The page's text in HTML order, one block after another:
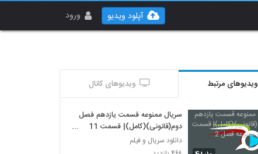
ورود آپلود ویدیو
ویدیوهای مرتبط ویدیوهای کانال
سریال ممنوعه قسمت یازدهم فصل
دوم(قانونی)(کامل)| قسمت 11
سریال ممنوعه فصل 2
دانلود سریال و فیلم